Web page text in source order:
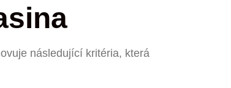
následující kritéria, která